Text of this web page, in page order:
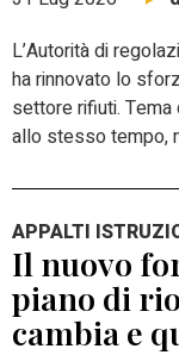
L’Autorità di
ha rinnovato lo
settore rifiuti.
allo stesso tempo,
APPALTI
Il nuovo
piano di
cambia e